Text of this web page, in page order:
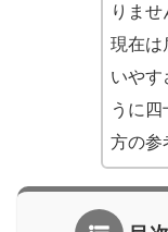
りませ
現在は
いやす
うに
方の参